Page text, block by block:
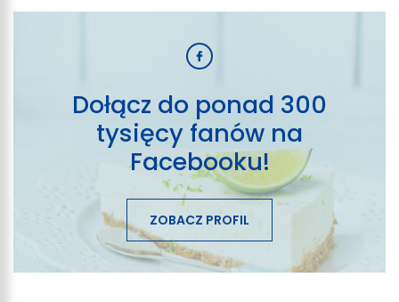
Dołącz do ponad 300
tysięcy fanów na
Facebooku!
ZOBACZ PROFIL